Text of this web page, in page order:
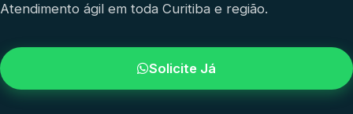
Janelas de Vidro
Atendimento ágil em toda Curitiba e região.
Solicite Já